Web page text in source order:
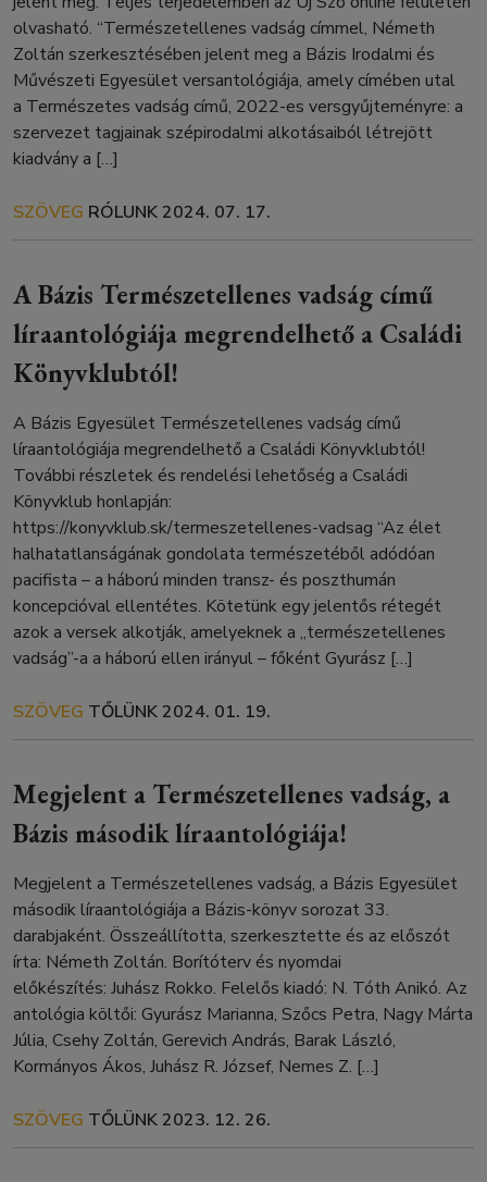
olvasható. “Természetellenes vadság címmel, Németh
Zoltán szerkesztésében jelent meg a Bázis Irodalmi és
Művészeti Egyesület versantológiája, amely címében utal
a Természetes vadság című, 2022-es versgyűjteményre: a
szervezet tagjainak szépirodalmi alkotásaiból létrejött
kiadvány a […]
SZÖVEG RÓLUNK2024. 07. 17.
A Bázis Természetellenes vadság című
líraantológiája megrendelhető a Családi
Könyvklubtól!
A Bázis Egyesület Természetellenes vadság című
líraantológiája megrendelhető a Családi Könyvklubtól!
További részletek és rendelési lehetőség a Családi
Könyvklub honlapján:
https://konyvklub.sk/termeszetellenes-vadsag “Az élet
halhatatlanságának gondolata természetéből adódóan
pacifista – a háború minden transz- és poszthumán
koncepcióval ellentétes. Kötetünk egy jelentős rétegét
azok a versek alkotják, amelyeknek a „természetellenes
vadság”-a a háború ellen irányul – főként Gyurász […]
SZÖVEG TŐLÜNK2024. 01. 19.
Megjelent a Természetellenes vadság, a
Bázis második líraantológiája!
Megjelent a Természetellenes vadság, a Bázis Egyesület
második líraantológiája a Bázis-könyv sorozat 33.
darabjaként. Összeállította, szerkesztette és az előszót
írta: Németh Zoltán. Borítóterv és nyomdai
előkészítés: Juhász Rokko. Felelős kiadó: N. Tóth Anikó. Az
antológia költői: Gyurász Marianna, Szőcs Petra, Nagy Márta
Júlia, Csehy Zoltán, Gerevich András, Barak László,
Kormányos Ákos, Juhász R. József, Nemes Z. […]
SZÖVEG TŐLÜNK2023. 12. 26.